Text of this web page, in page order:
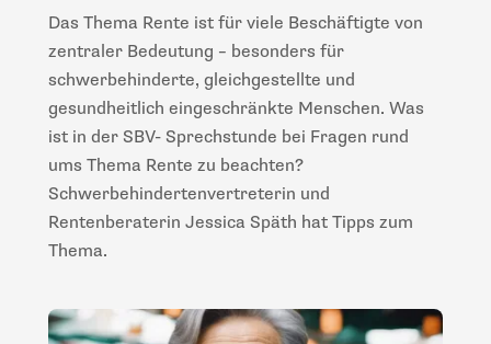
Das Thema Rente ist für viele Beschäftigte von
zentraler Bedeutung – besonders für
schwerbehinderte, gleichgestellte und
gesundheitlich eingeschränkte Menschen. Was
ist in der SBV- Sprechstunde bei Fragen rund
ums Thema Rente zu beachten?
Schwerbehindertenvertreterin und
Rentenberaterin Jessica Späth hat Tipps zum
Thema.